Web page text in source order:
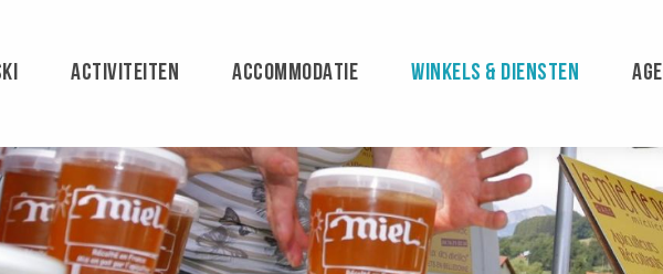
ACTIVITEITEN ACCOMMODATIE WINKELS & DIENSTEN